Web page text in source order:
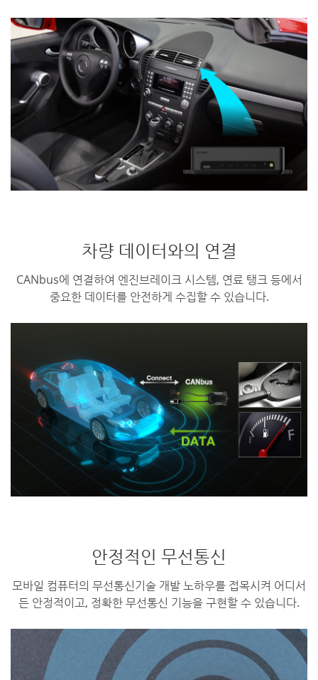
차량 데이터와의 연결
CANbus에 연결하여 엔진브레이크 시스템, 연료 탱크 등에서
중요한 데이터를 안전하게 수집할 수 있습니다.
안정적인 무선통신
모바일 컴퓨터의 무선통신기술 개발 노하우를 접목시켜 어디서
든 안정적이고, 정확한 무선통신 기능을 구현할 수 있습니다.